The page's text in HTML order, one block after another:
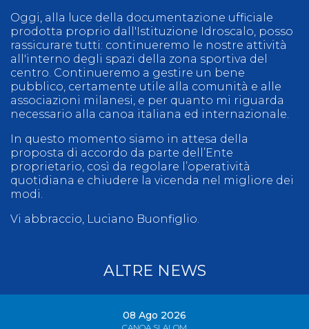
Oggi, alla luce della documentazione ufficiale
prodotta proprio dall'Istituzione Idroscalo, posso
rassicurare tutti: continueremo le nostre attività
all'interno degli spazi della zona sportiva del
centro. Continueremo a gestire un bene
pubblico, certamente utile alla comunità e alle
associazioni milanesi, e per quanto mi riguarda
necessario alla canoa italiana ed internazionale.
In questo momento siamo in attesa della
proposta di accordo da parte dell’Ente
proprietario, così da regolare l’operatività
quotidiana e chiudere la vicenda nel migliore dei
modi.
Vi abbraccio, Luciano Buonfiglio.
ALTRE NEWS
08 Ago 2026